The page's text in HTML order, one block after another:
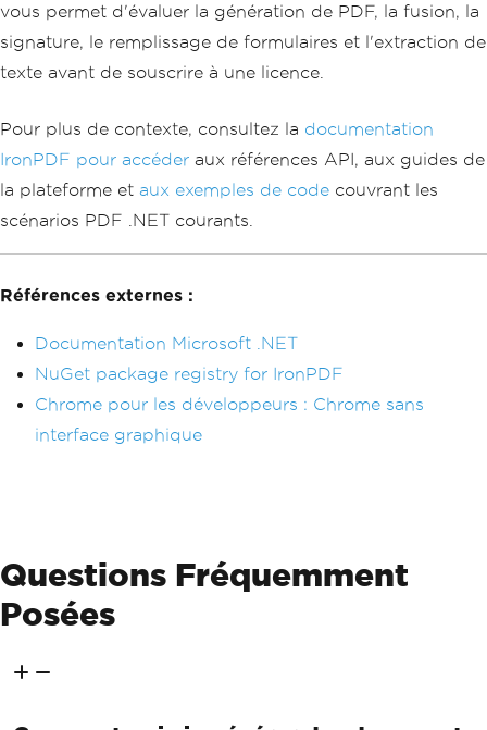
vous permet d'évaluer la génération de PDF, la fusion, la
signature, le remplissage de formulaires et l'extraction de
texte avant de souscrire à une licence.
Pour plus de contexte, consultez la documentation
IronPDF pour accéder aux références API, aux guides de
la plateforme et aux exemples de code couvrant les
scénarios PDF .NET courants.
Références externes :
Documentation Microsoft .NET
NuGet package registry for IronPDF
Chrome pour les développeurs : Chrome sans
interface graphique
Questions Fréquemment
Posées